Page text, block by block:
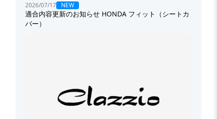
2026/07/17 NEW
適合内容更新のお知らせ HONDA フィット（シートカ
バー）